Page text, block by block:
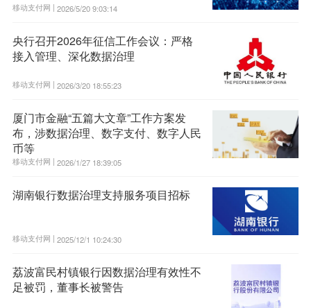
移动支付网 | 2026/5/20 9:03:14
央行召开2026年征信工作会议：严格
接入管理、深化数据治理
移动支付网 | 2026/3/20 18:55:23
厦门市金融“五篇大文章”工作方案发
布，涉数据治理、数字支付、数字人民
币等
移动支付网 | 2026/1/27 18:39:05
湖南银行数据治理支持服务项目招标
移动支付网 | 2025/12/1 10:24:30
荔波富民村镇银行因数据治理有效性不
足被罚，董事长被警告